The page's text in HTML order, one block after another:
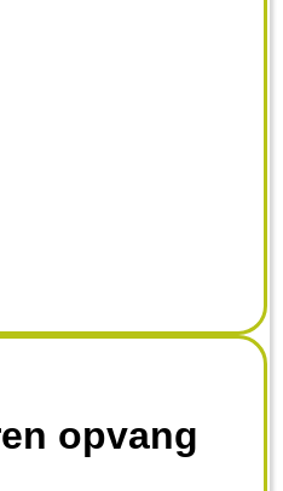
opvang